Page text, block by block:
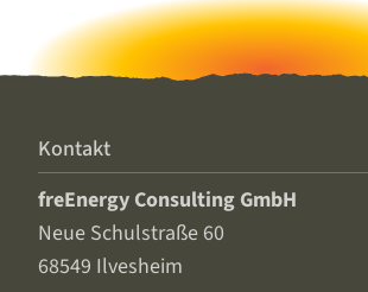
Kontakt
freEnergy Consulting GmbH
Neue Schulstraße 60
68549 Ilvesheim